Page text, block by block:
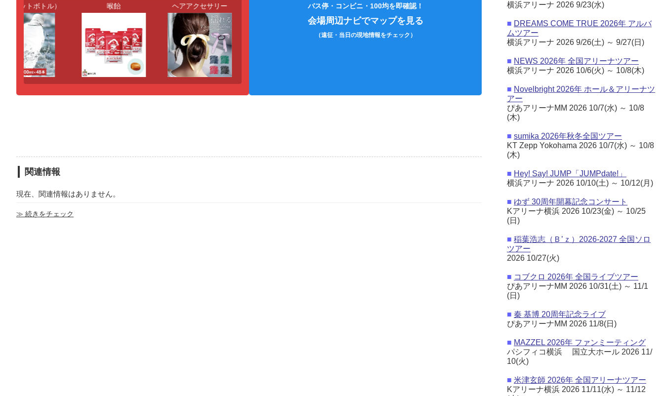
ペットボトル） 喉飴 ヘアアクセサリー エコバッグ モバイルバッテリー
バス停・コンビニ・100均を即確認！
会場周辺ナビでマップを見る
（遠征・当日の現地情報をチェック）
関連情報
現在、関連情報はありません。
≫ 続きをチェック
横浜アリーナ 2026 9/23(水)
■ DREAMS COME TRUE 2026年 アルバ
ムツアー
横浜アリーナ 2026 9/26(土) ～ 9/27(日)
■ NEWS 2026年 全国アリーナツアー
横浜アリーナ 2026 10/6(火) ～ 10/8(木)
■ Novelbright 2026年 ホール＆アリーナツ
アー
ぴあアリーナMM 2026 10/7(水) ～ 10/8
(木)
■ sumika 2026年秋冬全国ツアー
KT Zepp Yokohama 2026 10/7(水) ～ 10/8
(木)
■ Hey! Say! JUMP「JUMPdate!」
横浜アリーナ 2026 10/10(土) ～ 10/12(月)
■ ゆず 30周年開幕記念コンサート
Kアリーナ横浜 2026 10/23(金) ～ 10/25
(日)
■ 稲葉浩志（Ｂ’ｚ）2026-2027 全国ソロ
ツアー
2026 10/27(火)
■ コブクロ 2026年 全国ライブツアー
ぴあアリーナMM 2026 10/31(土) ～ 11/1
(日)
■ 秦 基博 20周年記念ライブ
ぴあアリーナMM 2026 11/8(日)
■ MAZZEL 2026年 ファンミーティング
パシフィコ横浜 国立大ホール 2026 11/
10(火)
■ 米津玄師 2026年 全国アリーナツアー
Kアリーナ横浜 2026 11/11(水) ～ 11/12